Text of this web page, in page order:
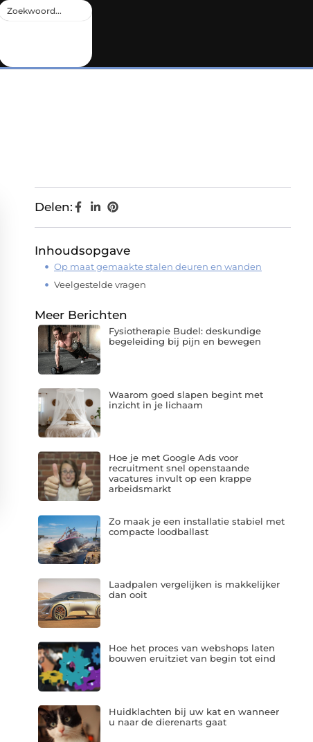
Delen:
Inhoudsopgave
Op maat gemaakte stalen deuren en wanden
Veelgestelde vragen
Meer Berichten
Fysiotherapie Budel: deskundige
begeleiding bij pijn en bewegen
Waarom goed slapen begint met
inzicht in je lichaam
Hoe je met Google Ads voor
recruitment snel openstaande
vacatures invult op een krappe
arbeidsmarkt
Zo maak je een installatie stabiel met
compacte loodballast
Laadpalen vergelijken is makkelijker
dan ooit
Hoe het proces van webshops laten
bouwen eruitziet van begin tot eind
Huidklachten bij uw kat en wanneer
u naar de dierenarts gaat